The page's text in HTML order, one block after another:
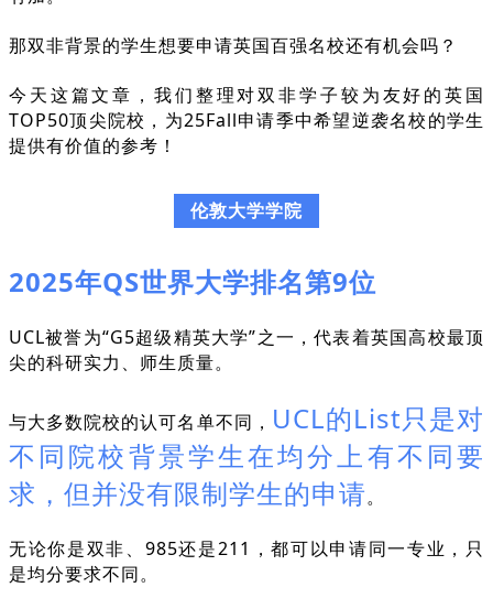
那双非背景的学生想要申请英国百强名校还有机会吗？
今天这篇文章，我们整理对双非学子较为友好的英国
TOP50顶尖院校，为25Fall申请季中希望逆袭名校的学生
提供有价值的参考！
伦敦大学学院
2025年QS世界大学排名第9位
UCL被誉为“G5超级精英大学”之一，代表着英国高校最顶
尖的科研实力、师生质量。
与大多数院校的认可名单不同， UCL的List只是对
不同院校背景学生在均分上有不同要
求，但并没有限制学生的申请。
无论你是双非、985还是211，都可以申请同一专业，只
是均分要求不同。